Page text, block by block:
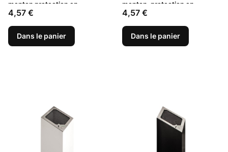
menton protection en
plastique transparent Gris
Prix
4,57 €
Dans le panier
menton, protection en
plastique transparente Verte
Prix
4,57 €
Dans le panier